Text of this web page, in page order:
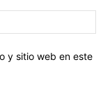
y sitio web en este